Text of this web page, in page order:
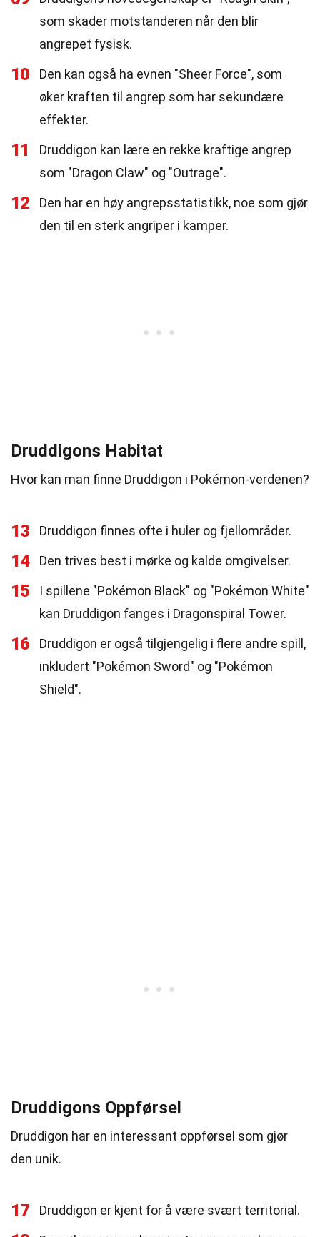
som skader motstanderen når den blir
angrepet fysisk.
10
Den kan også ha evnen "Sheer Force", som
øker kraften til angrep som har sekundære
effekter.
11
Druddigon kan lære en rekke kraftige angrep
som "Dragon Claw" og "Outrage".
12
Den har en høy angrepsstatistikk, noe som gjør
den til en sterk angriper i kamper.
Druddigons Habitat
Hvor kan man finne Druddigon i Pokémon-verdenen?
13 Druddigon finnes ofte i huler og fjellområder.
14 Den trives best i mørke og kalde omgivelser.
15
I spillene "Pokémon Black" og "Pokémon White"
kan Druddigon fanges i Dragonspiral Tower.
16
Druddigon er også tilgjengelig i flere andre spill,
inkludert "Pokémon Sword" og "Pokémon
Shield".
Druddigons Oppførsel
Druddigon har en interessant oppførsel som gjør
den unik.
17 Druddigon er kjent for å være svært territorial.